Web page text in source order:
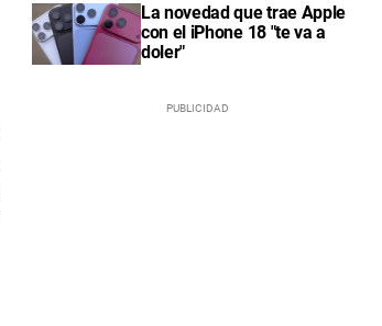
La novedad que trae Apple
con el iPhone 18 "te va a
doler"